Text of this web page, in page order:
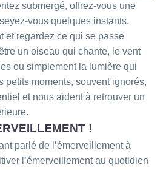
submergé, offrez-vous une
vous quelques instants,
et regardez ce qui se passe
un oiseau qui chante, le vent
ou simplement la lumière qui
petits moments, souvent ignorés,
et nous aident à retrouver un
!
parlé de l’émerveillement à
l’émerveillement au quotidien